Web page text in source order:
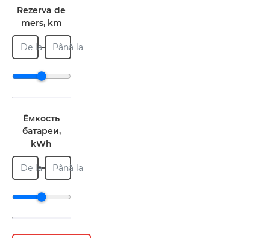
Rezerva de
mers, km
De la Până la
Ёмкость
батареи,
kWh
De la Până la